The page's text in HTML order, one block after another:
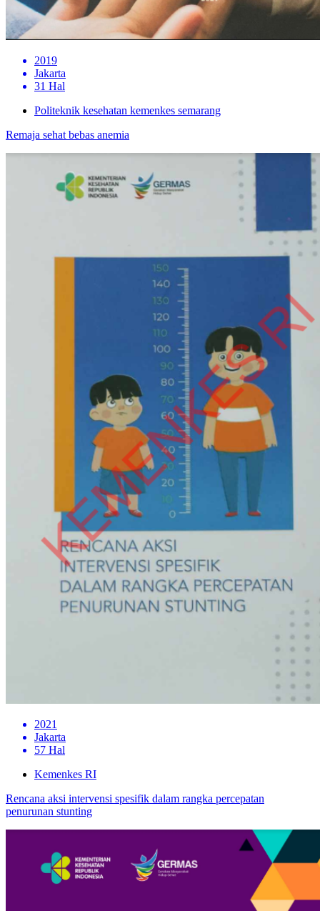
2019
Jakarta
31 Hal
Politeknik kesehatan kemenkes semarang
Remaja sehat bebas anemia
2021
Jakarta
57 Hal
Kemenkes RI
Rencana aksi intervensi spesifik dalam rangka percepatan
penurunan stunting